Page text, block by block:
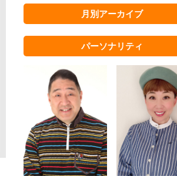
月別アーカイブ
パーソナリティ